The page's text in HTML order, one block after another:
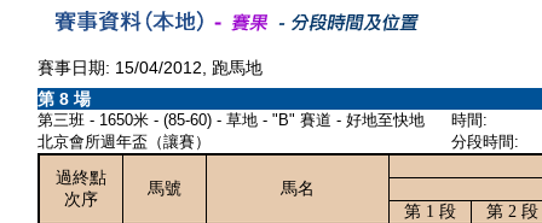
賽事日期: 15/04/2012, 跑馬地
第 8 場
第三班 - 1650米 - (85-60) - 草地 - "B" 賽道 - 好地至快地
北京會所週年盃（讓賽）
時間:
分段時間:
過終點
次序
馬號
馬名
第 1 段
第 2 段